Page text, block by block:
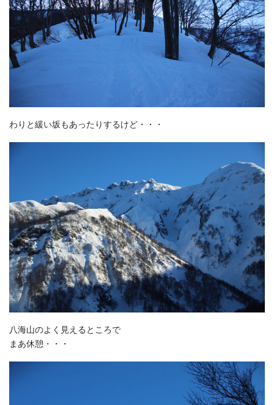
わりと緩い坂もあったりするけど・・・
八海山のよく見えるところで
まあ休憩・・・